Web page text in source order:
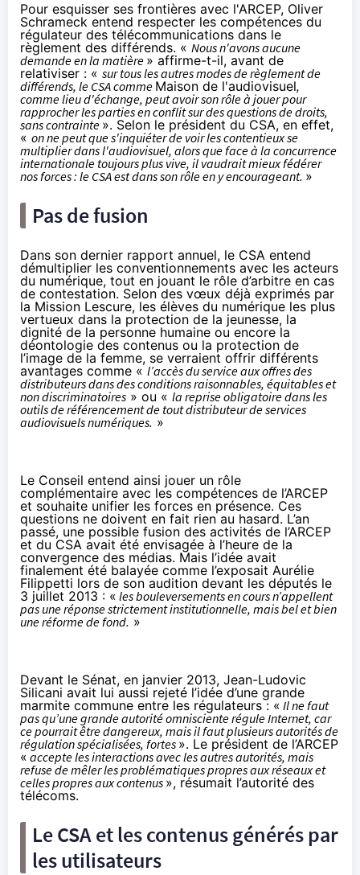
Pour esquisser ses frontières avec l'ARCEP, Oliver
Schrameck entend respecter les compétences du
régulateur des télécommunications dans le
règlement des différends. « Nous n'avons aucune
demande en la matière » affirme-t-il, avant de
relativiser : « sur tous les autres modes de règlement de
différends, le CSA comme Maison de l'audiovisuel,
comme lieu d'échange, peut avoir son rôle à jouer pour
rapprocher les parties en conflit sur des questions de droits,
sans contrainte ». Selon le président du CSA, en effet,
« on ne peut que s'inquiéter de voir les contentieux se
multiplier dans l'audiovisuel, alors que face à la concurrence
internationale toujours plus vive, il vaudrait mieux fédérer
nos forces : le CSA est dans son rôle en y encourageant. »
Pas de fusion
Dans son dernier rapport annuel, le CSA entend
démultiplier les conventionnements avec les acteurs
du numérique, tout en jouant le rôle d’arbitre en cas
de contestation. Selon des vœux déjà exprimés par
la Mission Lescure, les élèves du numérique les plus
vertueux dans la protection de la jeunesse, la
dignité de la personne humaine ou encore la
déontologie des contenus ou la protection de
l’image de la femme, se verraient offrir différents
avantages comme « l’accès du service aux offres des
distributeurs dans des conditions raisonnables, équitables et
non discriminatoires » ou « la reprise obligatoire dans les
outils de référencement de tout distributeur de services
audiovisuels numériques. »
Le Conseil entend ainsi jouer un rôle
complémentaire avec les compétences de l’ARCEP
et souhaite unifier les forces en présence. Ces
questions ne doivent en fait rien au hasard. L’an
passé, une possible fusion des activités de l’ARCEP
et du CSA avait été envisagée à l’heure de la
convergence des médias. Mais l’idée avait
finalement été balayée comme l’exposait Aurélie
Filippetti lors de son audition devant les députés le
3 juillet 2013 : « les bouleversements en cours n’appellent
pas une réponse strictement institutionnelle, mais bel et bien
une réforme de fond. »
Devant le Sénat, en janvier 2013, Jean-Ludovic
Silicani avait lui aussi rejeté l’idée d’une grande
marmite commune entre les régulateurs : « Il ne faut
pas qu’une grande autorité omnisciente régule Internet, car
ce pourrait être dangereux, mais il faut plusieurs autorités de
régulation spécialisées, fortes ». Le président de l’ARCEP
« accepte les interactions avec les autres autorités, mais
refuse de mêler les problématiques propres aux réseaux et
celles propres aux contenus », résumait l’autorité des
télécoms.
Le CSA et les contenus générés par
les utilisateurs